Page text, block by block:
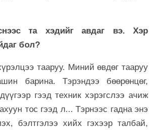
та хэдийг авдаг вэ. Хэр
бол?
тааруу. Миний өвдөг тааруу
барина. Тэрэндээ бөөрөнцөг,
гээд техник хэрэгслээ ачиж
тос гээд л... Тэрнээс гадна энэ
бэлтгэлээ хийх гэхээр талбай,